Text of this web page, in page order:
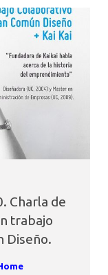
Charla de
trabajo
Diseño.